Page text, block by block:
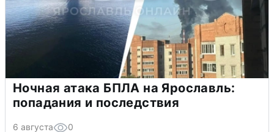
Ночная атака БПЛА на Ярославль:
попадания и последствия
6 августа 0